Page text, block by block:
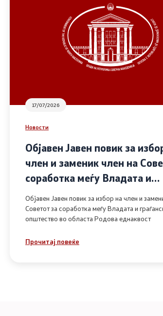
17/07/2026
Новости
Објавен Јавен повик за
член и заменик член на
соработка меѓу Владата и
граѓанското општество во
Родова еднаквост
Објавен Јавен повик за избор на член и
Советот за соработка меѓу Владата и
општество во областа Родова еднаквост
Прочитај повеќе